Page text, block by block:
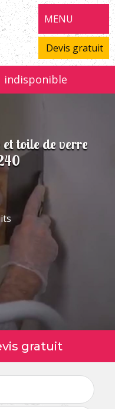
MENU
Devis gratuit
indisponible
toile de verre
gratuit